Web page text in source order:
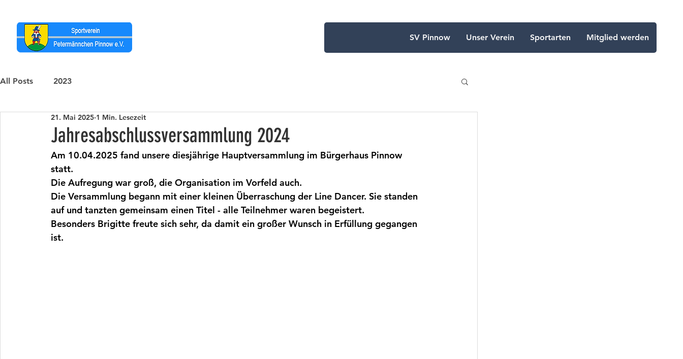
SV Pinnow Unser Verein Sportarten Mitglied werden
All Posts 2023
Jahresabschlussversammlung 2024
21. Mai 2025 1 Min. Lesezeit
Am 10.04.2025 fand unsere diesjährige Hauptversammlung im Bürgerhaus Pinnow
statt.
Die Aufregung war groß, die Organisation im Vorfeld auch.
Die Versammlung begann mit einer kleinen Überraschung der Line Dancer. Sie standen
auf und tanzten gemeinsam einen Titel - alle Teilnehmer waren begeistert.
Besonders Brigitte freute sich sehr, da damit ein großer Wunsch in Erfüllung gegangen
ist.